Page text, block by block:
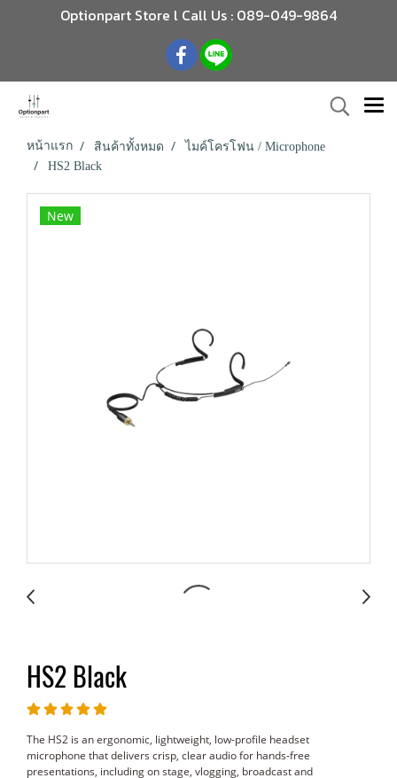
Optionpart Store l Call Us : 089-049-9864
หน้าแรก สินค้าทั้งหมด
ไมค์โครโฟน / Microphone
HS2 Black
New
HS2 Black
The HS2 is an ergonomic, lightweight, low-profile headset
microphone that delivers crisp, clear audio for hands-free
presentations, including on stage, vlogging, broadcast and